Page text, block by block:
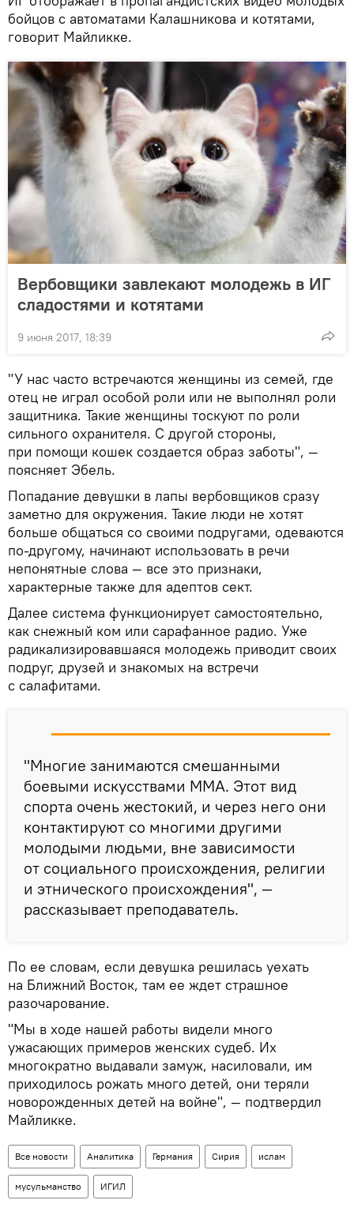
бойцов с автоматами Калашникова и котятами,
говорит Майликке.
Вербовщики завлекают молодежь в ИГ
сладостями и котятами
9 июня 2017, 18:39
"У нас часто встречаются женщины из семей, где
отец не играл особой роли или не выполнял роли
защитника. Такие женщины тоскуют по роли
сильного охранителя. С другой стороны,
при помощи кошек создается образ заботы", —
поясняет Эбель.
Попадание девушки в лапы вербовщиков сразу
заметно для окружения. Такие люди не хотят
больше общаться со своими подругами, одеваются
по-другому, начинают использовать в речи
непонятные слова — все это признаки,
характерные также для адептов сект.
Далее система функционирует самостоятельно,
как снежный ком или сарафанное радио. Уже
радикализировавшаяся молодежь приводит своих
подруг, друзей и знакомых на встречи
с салафитами.
"Многие занимаются смешанными
боевыми искусствами MMA. Этот вид
спорта очень жестокий, и через него они
контактируют со многими другими
молодыми людьми, вне зависимости
от социального происхождения, религии
и этнического происхождения", —
рассказывает преподаватель.
По ее словам, если девушка решилась уехать
на Ближний Восток, там ее ждет страшное
разочарование.
"Мы в ходе нашей работы видели много
ужасающих примеров женских судеб. Их
многократно выдавали замуж, насиловали, им
приходилось рожать много детей, они теряли
новорожденных детей на войне", — подтвердил
Майликке.
Все новости Аналитика Германия Сирия ислам
мусульманство ИГИЛ